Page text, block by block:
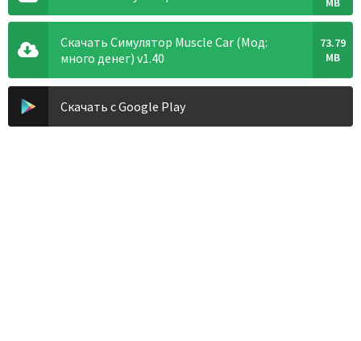
Скачать Симулятор Muscle Car (Мод:
много денег) v1.40
73.79
MB
Скачать с Google Play